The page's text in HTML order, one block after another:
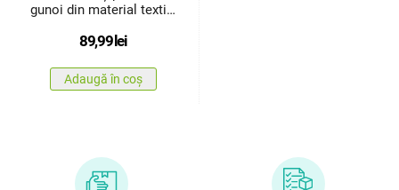
gunoi din material textil
89,99lei
Adaugă în coș